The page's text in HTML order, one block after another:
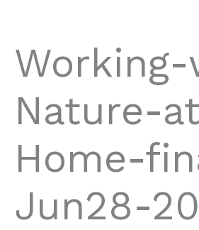
contenu
Nature-
Home-
Jun28-